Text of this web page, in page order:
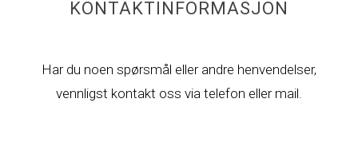
KONTAKTINFORMASJON
Har du noen spørsmål eller andre henvendelser,
vennligst kontakt oss via telefon eller mail.